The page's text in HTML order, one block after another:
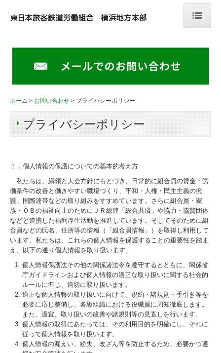
職場討議資料
横浜地本団体交渉情報
支部情報
青年部情報
サークル情報
横浜地本ＯＢ会
共済のお知らせ
無料法律相談
お問い合わせ
プライバシーポリシー
JR東労組本部
ホーム お問い合わせ プライバシーポリシー
プライバシーポリシー
１．個人情報の保護についての基本的考え方
私たちは、綱領と大会方針にもとづき、日常的に組合員の賃金・労
働条件の改善と働きやすい職場づくり、平和・人権・民主主義の擁
護、国際連帯などの取り組みをすすめています。さらに組合員・家
族・ＯＢの福祉向上のためにＪＲ総連「総合共済」や協力・協賛団体
などと連携した福利厚生活動を推進しています。そしてそのために組
合員などの氏名、住所等の情報（「組合員情報」）を取得し利用して
います。私たちは、これらの個人情報を保護することの重要性を踏ま
え、以下の通り個人情報を取り扱います。
個人情報保護法その他の関係諸法令を遵守するとともに、関係省
庁ガイドラインおよび個人情報の適正な取り扱いに関する社会的
ルールに準じ、適切に取り扱います。
適正な個人情報の取り扱いに向けて、規約・諸規則・手引き等を
必要に応じ整備し、各級組織における役職員に周知徹底します。
また、適宜、取り扱いの改善や諸規則等の見直しを行います。
個人情報の取得にあたっては、その利用目的を明確にし、それに
従って個人情報を取り扱います。
個人情報の漏えい、紛失、改ざん等を防止するため、必要かつ適